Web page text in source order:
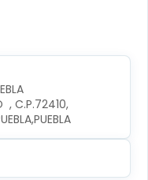
, C.P.72410,